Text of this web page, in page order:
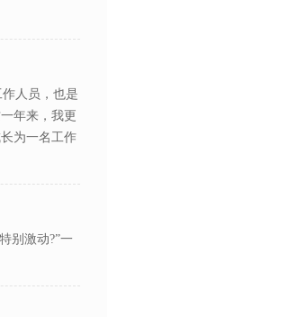
人员，也是
年来，我更
为一名工作
别激动?”一